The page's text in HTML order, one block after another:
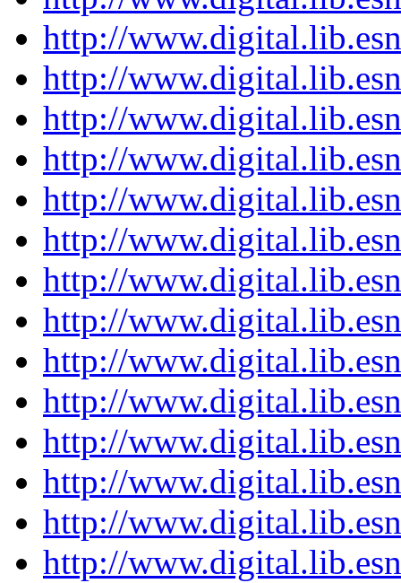
http://
http://
http://
http://
http://
http://
http://
http://
http://
http://
http://
http://
http://
http://